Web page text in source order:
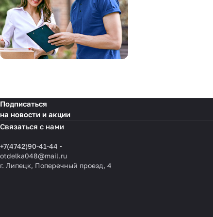
Подписаться
на новости и акции
Связаться с нами
+7(4742)90-41-44
otdelka048@mail.ru
г. Липецк, Поперечный проезд, 4